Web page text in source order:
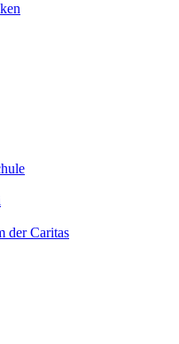
der Caritas